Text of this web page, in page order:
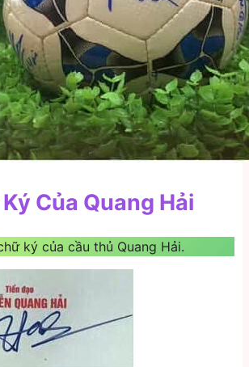
Của Quang Hải
ký của cầu thủ Quang Hải.